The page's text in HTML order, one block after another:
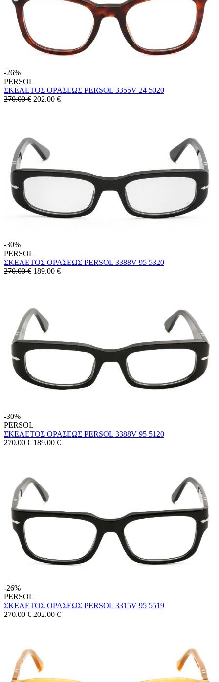
-26%
PERSOL
ΣΚΕΛΕΤΟΣ ΟΡΑΣΕΩΣ PERSOL 3355V 24 5020
270.00 € 202.00 €
-30%
PERSOL
ΣΚΕΛΕΤΟΣ ΟΡΑΣΕΩΣ PERSOL 3388V 95 5320
270.00 € 189.00 €
-30%
PERSOL
ΣΚΕΛΕΤΟΣ ΟΡΑΣΕΩΣ PERSOL 3388V 95 5120
270.00 € 189.00 €
-26%
PERSOL
ΣΚΕΛΕΤΟΣ ΟΡΑΣΕΩΣ PERSOL 3315V 95 5519
270.00 € 202.00 €